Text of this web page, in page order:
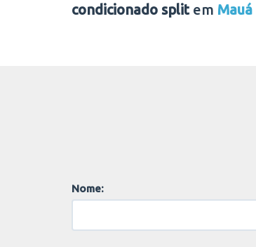
condicionado split em Mauá
Nome: